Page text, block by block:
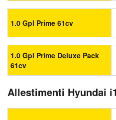
1.0 Gpl Prime 61cv
1.0 Gpl Prime Deluxe Pack
61cv
Allestimenti Hyundai